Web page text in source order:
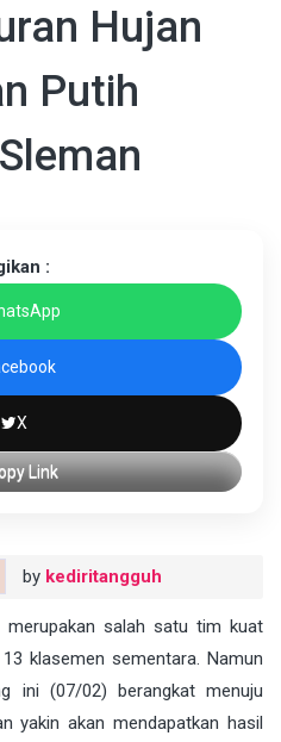
Hujan
Putih
:
X
Link
by kediritangguh
salah satu tim kuat
klasemen sementara. Namun
ini (07/02) berangkat menuju
yakin akan mendapatkan hasil